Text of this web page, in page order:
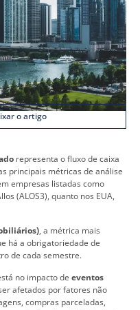
o artigo
representa o fluxo de caixa
principais métricas de análise
empresas listadas como
(ALOS3), quanto nos EUA,
, a métrica mais
há a obrigatoriedade de
de cada semestre.
no impacto de eventos
afetados por fatores não
compras parceladas,